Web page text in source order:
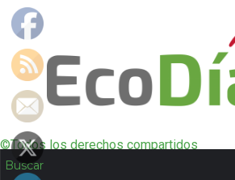
©Todos los derechos compartidos